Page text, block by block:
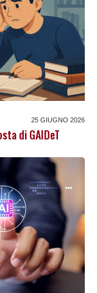
25 GIUGNO 2026
di GAIDeT